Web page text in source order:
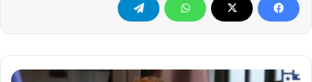
خالد